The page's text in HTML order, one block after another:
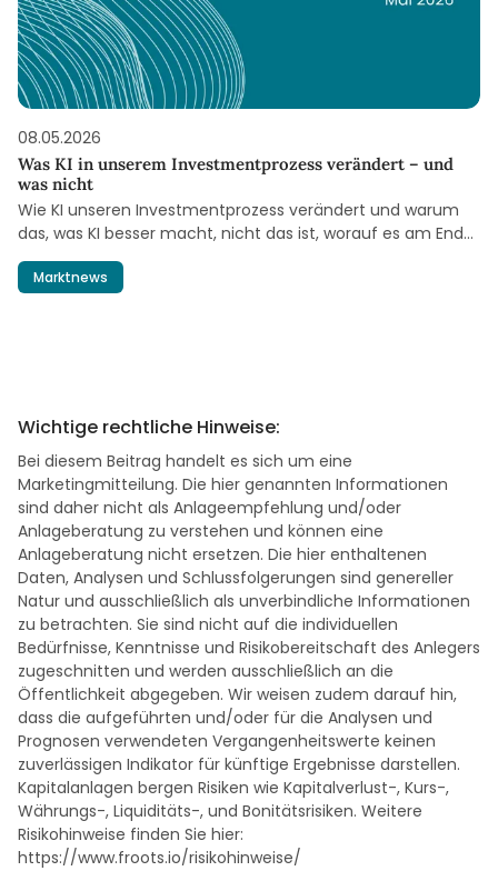
08.05.2026
Was KI in unserem Investmentprozess verändert – und
was nicht
Wie KI unseren Investmentprozess verändert und warum
das, was KI besser macht, nicht das ist, worauf es am Ende
des Tages ankommt.
Marktnews
Wichtige rechtliche Hinweise:
Bei diesem Beitrag handelt es sich um eine
Marketingmitteilung. Die hier genannten Informationen
sind daher nicht als Anlageempfehlung und/oder
Anlageberatung zu verstehen und können eine
Anlageberatung nicht ersetzen. Die hier enthaltenen
Daten, Analysen und Schlussfolgerungen sind genereller
Natur und ausschließlich als unverbindliche Informationen
zu betrachten. Sie sind nicht auf die individuellen
Bedürfnisse, Kenntnisse und Risikobereitschaft des Anlegers
zugeschnitten und werden ausschließlich an die
Öffentlichkeit abgegeben. Wir weisen zudem darauf hin,
dass die aufgeführten und/oder für die Analysen und
Prognosen verwendeten Vergangenheitswerte keinen
zuverlässigen Indikator für künftige Ergebnisse darstellen.
Kapitalanlagen bergen Risiken wie Kapitalverlust-, Kurs-,
Währungs-, Liquiditäts-, und Bonitätsrisiken. Weitere
Risikohinweise finden Sie hier:
https://www.froots.io/risikohinweise/